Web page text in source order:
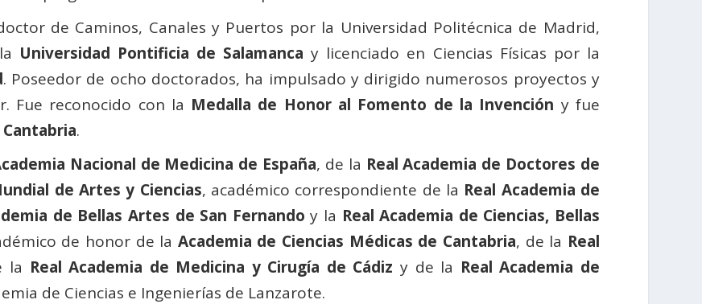
de Caminos, Canales y Puertos por la Universidad Politécnica de Madrid,
Universidad Pontificia de Salamanca y licenciado en Ciencias Físicas por la
. Poseedor de ocho doctorados, ha impulsado y dirigido numerosos proyectos y
Fue reconocido con la Medalla de Honor al Fomento de la Invención y fue
.
Nacional de Medicina de España, de la Real Academia de Doctores de
de Artes y Ciencias, académico correspondiente de la Real Academia de
de Bellas Artes de San Fernando y la Real Academia de Ciencias, Bellas
de honor de la Academia de Ciencias Médicas de Cantabria, de la Real
la Real Academia de Medicina y Cirugía de Cádiz y de la Real Academia de
de Ciencias e Ingenierías de Lanzarote.